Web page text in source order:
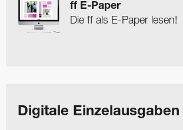
ff E-Paper
Die ff als E-Paper lesen!
Digitale Einzelausgaben